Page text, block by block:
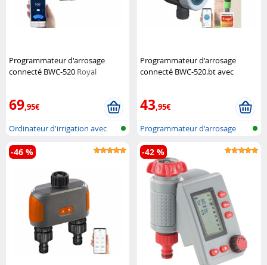
Programmateur d'arrosage
connecté BWC-520 Royal
69,95€
Ordinateur d'irrigation avec
réseau...
Programmateur d'arrosage
connecté BWC-520.bt avec
43,95€
Programmateur d'arrosage
bluetooth...
-46 % -42 %